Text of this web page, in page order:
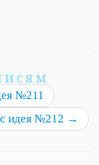
№211
идея №212 →